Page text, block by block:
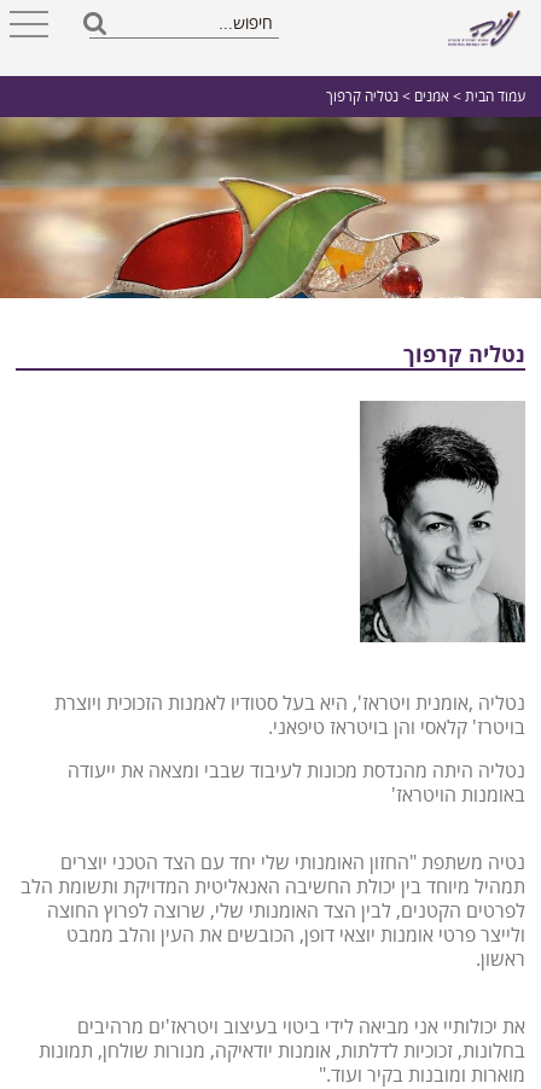
עמוד הבית > אמנים > נטליה קרפוך
נטליה קרפוך
נטליה ,אומנית ויטראז', היא בעל סטודיו לאמנות הזכוכית ויוצרת
בויטרז' קלאסי והן בויטראז טיפאני.
נטליה היתה מהנדסת מכונות לעיבוד שבבי ומצאה את ייעודה
באומנות הויטראז'
נטיה משתפת "החזון האומנותי שלי יחד עם הצד הטכני יוצרים
תמהיל מיוחד בין יכולת החשיבה האנאליטית המדויקת ותשומת הלב
לפרטים הקטנים, לבין הצד האומנותי שלי, שרוצה לפרוץ החוצה
ולייצר פרטי אומנות יוצאי דופן, הכובשים את העין והלב ממבט
ראשון.
את יכולותיי אני מביאה לידי ביטוי בעיצוב ויטראז'ים מרהיבים
בחלונות, זכוכיות לדלתות, אומנות יודאיקה, מנורות שולחן, תמונות
מוארות ומובנות בקיר ועוד."